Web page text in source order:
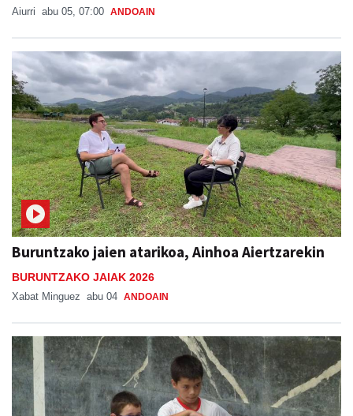
Aiurri abu 05, 07:00 ANDOAIN
Buruntzako jaien atarikoa, Ainhoa Aiertzarekin
BURUNTZAKO JAIAK 2026
Xabat Minguez abu 04 ANDOAIN